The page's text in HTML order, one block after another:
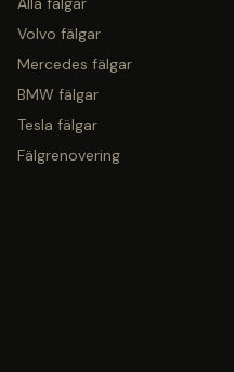
Volvo fälgar
Mercedes fälgar
BMW fälgar
Tesla fälgar
Fälgrenovering